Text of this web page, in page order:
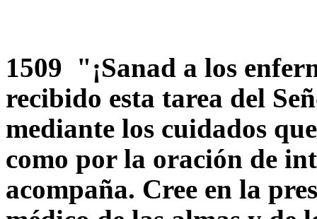
1509 "¡Sanad a los
recibido esta tarea del
mediante los cuidados
como por la oración de
acompaña. Cree en la